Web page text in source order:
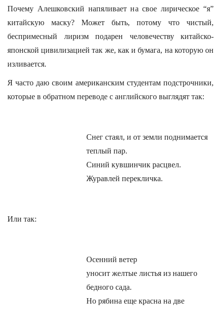
Почему Алешковский напяливает на свое лирическое “я”
китайскую маску? Может быть, потому что чистый,
беспримесный лиризм подарен человечеству китайско-
японской цивилизацией так же, как и бумага, на которую он
изливается.
Я часто даю своим американским студентам подстрочники,
которые в обратном переводе с английского выглядят так:
Снег стаял, и от земли поднимается
теплый пар.
Синий кувшинчик расцвел.
Журавлей перекличка.
Или так:
Осенний ветер
уносит желтые листья из нашего
бедного сада.
Но рябина еще красна на две